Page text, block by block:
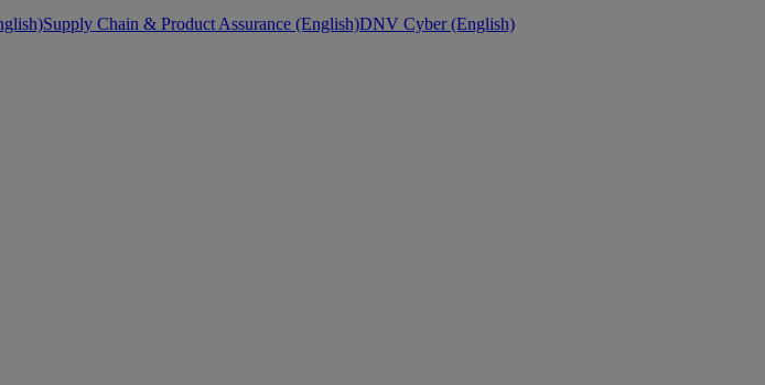
Supply Chain & Product Assurance (English)DNV Cyber (English)